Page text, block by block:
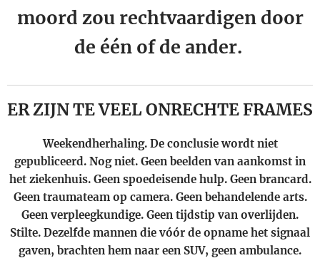
moord zou rechtvaardigen door
de één of de ander.
ER ZIJN TE VEEL ONRECHTE FRAMES
Weekendherhaling. De conclusie wordt niet
gepubliceerd. Nog niet. Geen beelden van aankomst in
het ziekenhuis. Geen spoedeisende hulp. Geen brancard.
Geen traumateam op camera. Geen behandelende arts.
Geen verpleegkundige. Geen tijdstip van overlijden.
Stilte. Dezelfde mannen die vóór de opname het signaal
gaven, brachten hem naar een SUV, geen ambulance.